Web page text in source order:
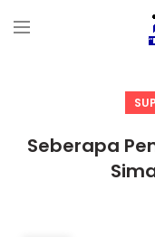
Seberapa